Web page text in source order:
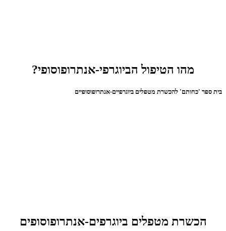
מהו הטיפול הביוגרפי-אנתרופוסופי?
בית ספר 'כחותם' להכשרת מטפלים ביוגרפיים-אנתרופוסופיים
הכשרת מטפלים ביוגרפים-אנתרופוסופים